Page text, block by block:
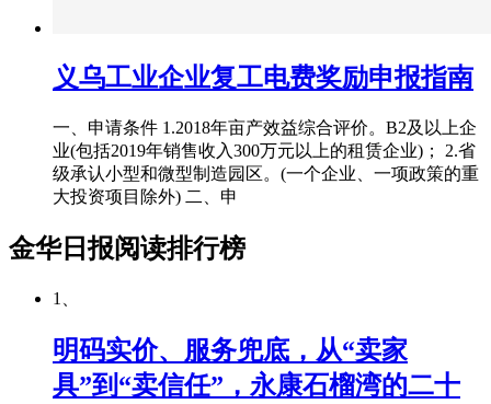
义乌工业企业复工电费奖励申报指南
一、申请条件 1.2018年亩产效益综合评价。B2及以上企
业(包括2019年销售收入300万元以上的租赁企业)； 2.省
级承认小型和微型制造园区。(一个企业、一项政策的重
大投资项目除外) 二、申
金华日报阅读排行榜
1、
明码实价、服务兜底，从“卖家
具”到“卖信任”，永康石榴湾的二十